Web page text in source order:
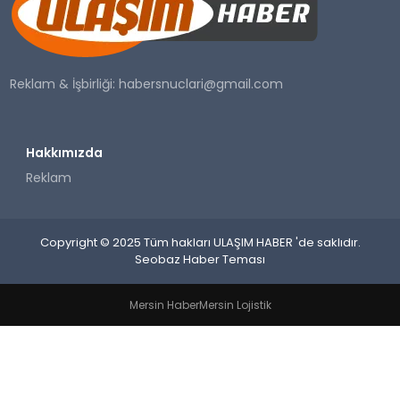
SAĞLIK
YAŞAM
Reklam & İşbirliği:habersnuclari@gmail.com
Hakkımızda
Reklam
Copyright © 2025 Tüm hakları ULAŞIM HABER 'de saklıdır.
Seobaz Haber Teması
Mersin HaberMersin Lojistik